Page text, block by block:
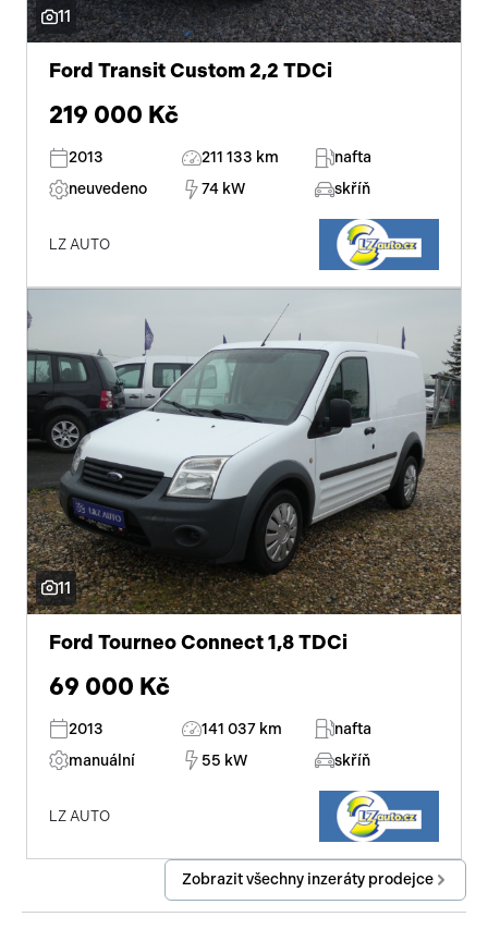
11
Ford Transit Custom 2,2 TDCi
219 000 Kč
2013 211 133 km
nafta
neuvedeno
74 kW skříň
LZ AUTO
11
Ford Tourneo Connect 1,8 TDCi
69 000 Kč
2013 141 037 km
nafta
manuální
55 kW skříň
LZ AUTO
Zobrazit všechny inzeráty prodejce